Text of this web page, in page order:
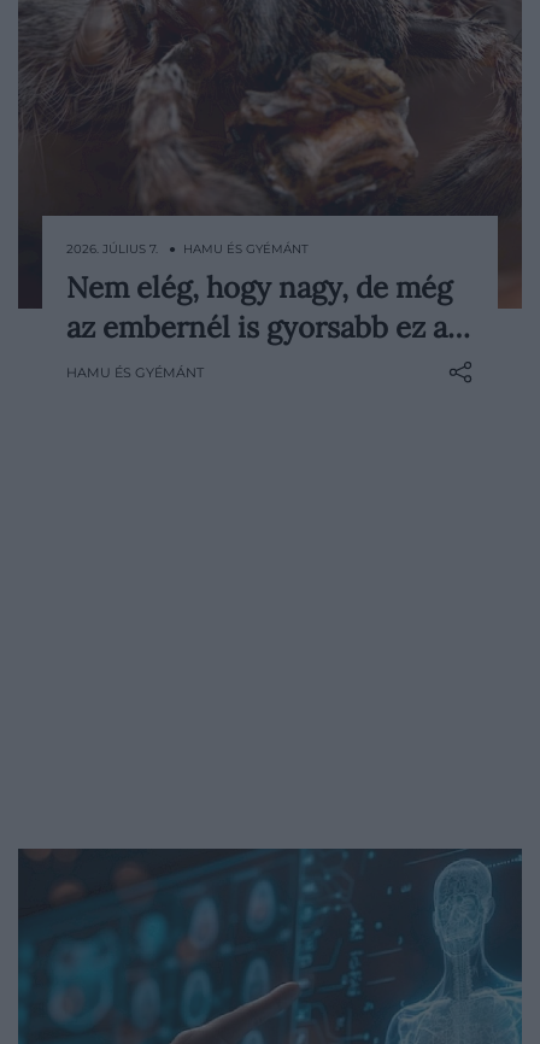
Egy friss kutatás szerint egy ausztráliai
vadászpók lehet a világ leggyorsabban
futó pókja: majdnem 3,6 métert tett meg
2026. JÚLIUS 7. ● HAMU ÉS GYÉMÁNT
Nem elég, hogy nagy, de még
az embernél is gyorsabb ez a…
HAMU ÉS GYÉMÁNT